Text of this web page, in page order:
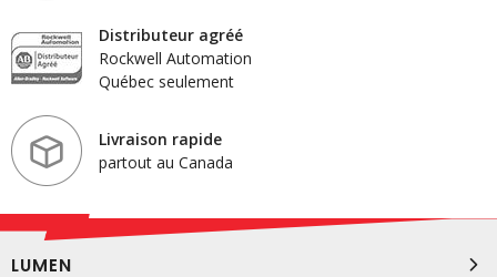
Distributeur agréé
Rockwell Automation
Québec seulement
Livraison rapide
partout au Canada
LUMEN